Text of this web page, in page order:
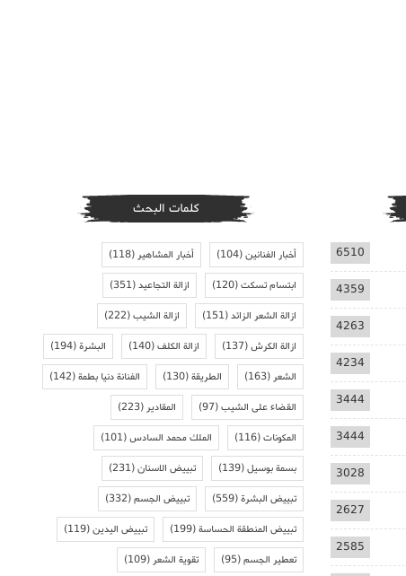
6510
4359
4263
4234
3444
3444
3028
2627
2585
كلمات البحث
أخبار الفنانين(104) أخبار المشاهير(118)
ابتسام تسكت(120) ازالة التجاعيد(351)
ازالة الشعر الزائد(151) ازالة الشيب(222)
ازالة الكرش(137) ازالة الكلف(140) البشرة(194)
الشعر(163) الطريقة(130) الفنانة دنيا بطمة(142)
القضاء على الشيب(97) المقادير(223)
المكونات(116) الملك محمد السادس(101)
بسمة بوسيل(139) تبييض الاسنان(231)
تبييض البشرة(559) تبييض الجسم(332)
تبييض المنطقة الحساسة(199) تبييض اليدين(119)
تعطير الجسم(95) تقوية الشعر(109)